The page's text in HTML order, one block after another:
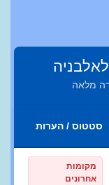
לאלבניה
סטטוס / הערות
מקומות
אחרונים